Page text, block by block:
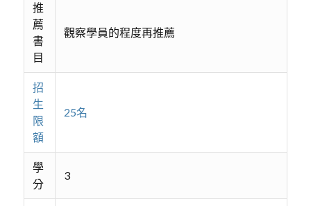
推
薦
書
目
觀察學員的程度再推薦
招
生
限
額
25名
學
分
3